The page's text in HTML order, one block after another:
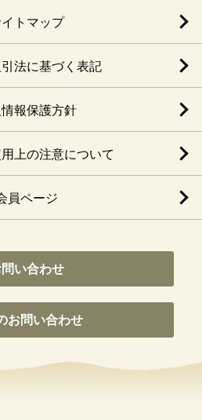
トマップ
法に基づく表記
報保護方針
上の注意について
員ページ
問い合わせ
お問い合わせ